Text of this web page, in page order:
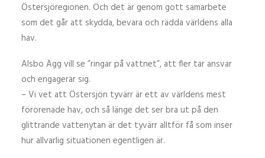
Östersjöregionen. Och det är genom gott samarbete
som det går att skydda, bevara och rädda världens alla
hav.
Alsbo Ägg vill se ”ringar på vattnet”, att fler tar ansvar
och engagerar sig.
– Vi vet att Östersjön tyvärr är ett av världens mest
förorenade hav, och så länge det ser bra ut på den
glittrande vattenytan är det tyvärr alltför få som inser
hur allvarlig situationen egentligen är.